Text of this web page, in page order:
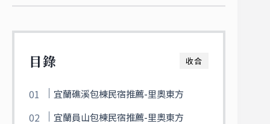
收合
目錄
宜蘭礁溪包棟民宿推薦-里奧東方
宜蘭員山包棟民宿推薦-里奧東方